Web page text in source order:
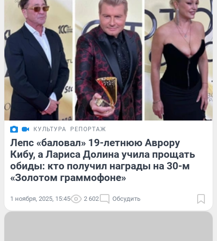
КУЛЬТУРА РЕПОРТАЖ
Лепс «баловал» 19-летнюю Аврору
Кибу, а Лариса Долина учила прощать
обиды: кто получил награды на 30-м
«Золотом граммофоне»
1 ноября, 2025, 15:45 2 602 Обсудить